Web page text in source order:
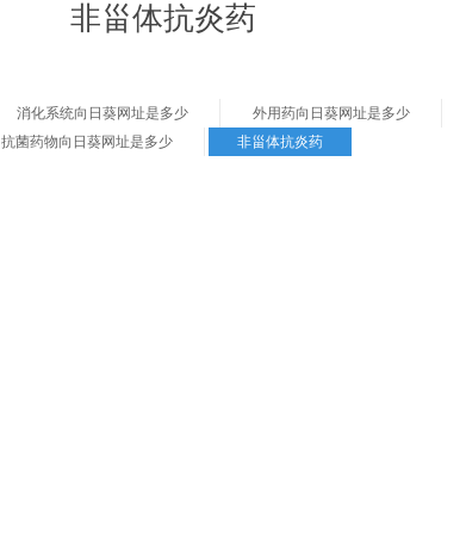
非甾体抗炎药
消化系统向日葵网址是多少 外用药向日葵网址是多少
抗菌药物向日葵网址是多少
非甾体抗炎药